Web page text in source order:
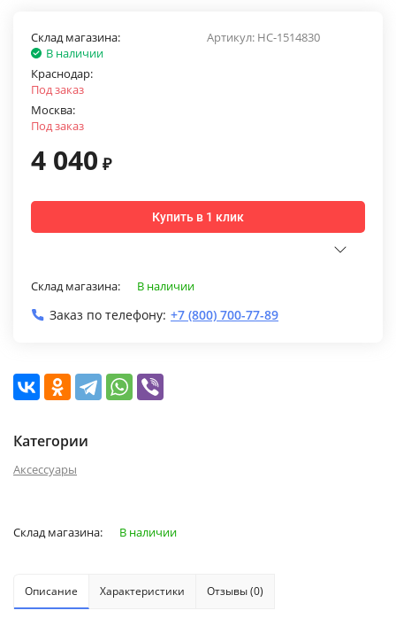
Артикул: НС-1514830
Склад магазина:
В наличии
Краснодар:
Под заказ
Москва:
Под заказ
4 040 ₽
Купить в 1 клик
Склад магазина: В наличии
Заказ по телефону: +7 (800) 700-77-89
Категории
Аксессуары
Склад магазина: В наличии
Описание Характеристики Отзывы (0)